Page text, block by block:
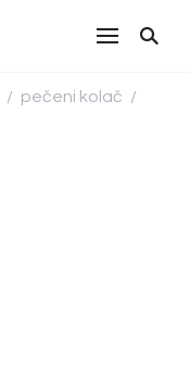
/ pečeni kolač /